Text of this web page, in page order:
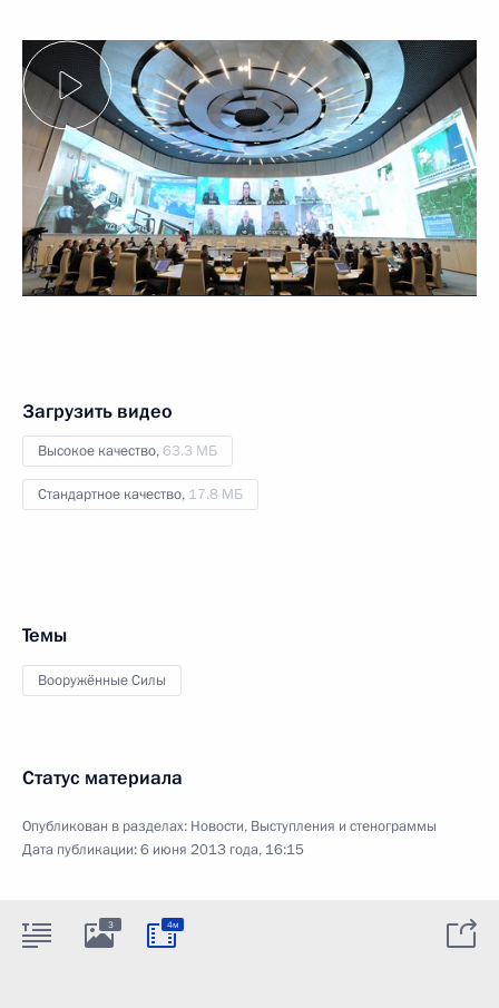
Загрузить видео
Высокое качество,63.3 МБ
Стандартное качество, 17.8 МБ
Темы
Вооружённые Силы
Статус материала
Опубликован в разделах: Новости, Выступления и стенограммы
Дата публикации:6 июня 2013 года, 16:15
3 4м